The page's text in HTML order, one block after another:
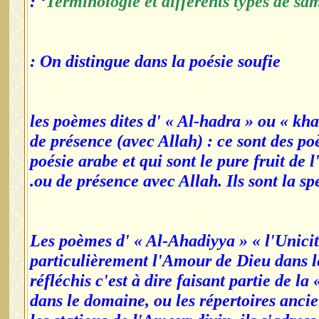
On distingue dans la poésie soufie :
*les poèmes dites d' « Al-hadra » ou «
de présence (avec Allah) : ce sont des
poésie arabe et qui sont le pure fruit de
ou de présence avec Allah. Ils sont la
*Les poèmes d' « Al-Ahadiyya » «
particulièrement l'Amour de Dieu dans
réfléchis c'est à dire faisant partie de la
dans le domaine, ou les répertoires